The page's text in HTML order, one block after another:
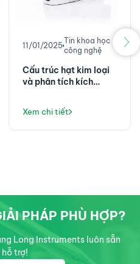
11/01/2025
Tin khoa học
công nghệ
Cấu trúc hạt kim loại
và phân tích kích
Xem chi tiết
PHÁP PHÙ HỢP?
Long Instruments luôn sẵn
trợ!